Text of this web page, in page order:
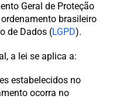
Geral de Proteção
brasileiro
de Dados (LGPD).
a lei se aplica a:
estabelecidos no
ocorra no